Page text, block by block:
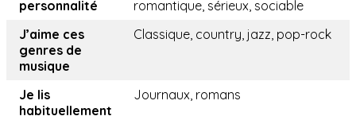
personnalité
romantique, sérieux, sociable
J’aime ces
genres de
musique
Classique, country, jazz, pop-rock
Je lis
habituellement
Journaux, romans